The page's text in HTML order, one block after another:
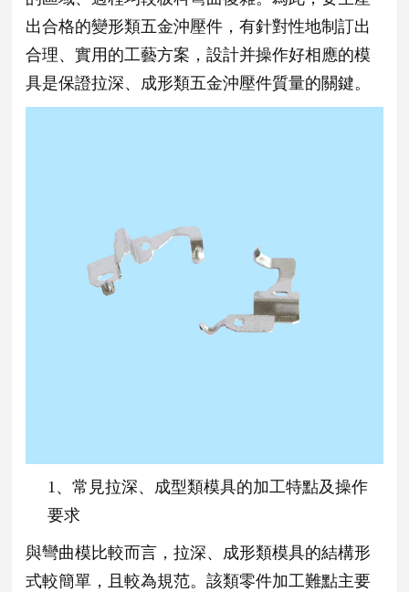
出合格的變形類五金沖壓件，有針對性地制訂出
合理、實用的工藝方案，設計并操作好相應的模
具是保證拉深、成形類五金沖壓件質量的關鍵。
1、常見拉深、成型類模具的加工特點及操作
要求
與彎曲模比較而言，拉深、成形類模具的結構形
式較簡單，且較為規范。該類零件加工難點主要